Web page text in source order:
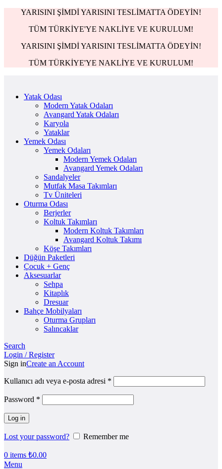
YARISINI ŞİMDİ YARISINI TESLİMATTA ÖDEYİN!
TÜM TÜRKİYE'YE NAKLİYE VE KURULUM!
YARISINI ŞİMDİ YARISINI TESLİMATTA ÖDEYİN!
TÜM TÜRKİYE'YE NAKLİYE VE KURULUM!
Yatak Odası
Modern Yatak Odaları
Avangard Yatak Odaları
Karyola
Yataklar
Yemek Odası
Yemek Odaları
Modern Yemek Odaları
Avangard Yemek Odaları
Sandalyeler
Mutfak Masa Takımları
Tv Üniteleri
Oturma Odası
Berjerler
Koltuk Takımları
Modern Koltuk Takımları
Avangard Koltuk Takımı
Köşe Takımları
Düğün Paketleri
Çocuk + Genç
Aksesuarlar
Sehpa
Kitaplık
Dresuar
Bahçe Mobilyaları
Oturma Grupları
Salıncaklar
Search
Login / Register
Sign inCreate an Account
Kullanıcı adı veya e-posta adresi *
Password *
Log in
Lost your password? Remember me
0 items ₺0.00
Menu